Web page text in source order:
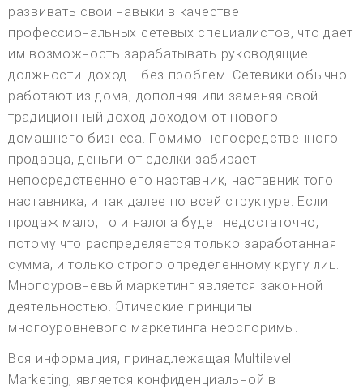
развивать свои навыки в качестве
профессиональных сетевых специалистов, что дает
им возможность зарабатывать руководящие
должности. доход. . без проблем. Сетевики обычно
работают из дома, дополняя или заменяя свой
традиционный доход доходом от нового
домашнего бизнеса. Помимо непосредственного
продавца, деньги от сделки забирает
непосредственно его наставник, наставник того
наставника, и так далее по всей структуре. Если
продаж мало, то и налога будет недостаточно,
потому что распределяется только заработанная
сумма, и только строго определенному кругу лиц.
Многоуровневый маркетинг является законной
деятельностью. Этические принципы
многоуровневого маркетинга неоспоримы.
Вся информация, принадлежащая Multilevel
Marketing, является конфиденциальной в